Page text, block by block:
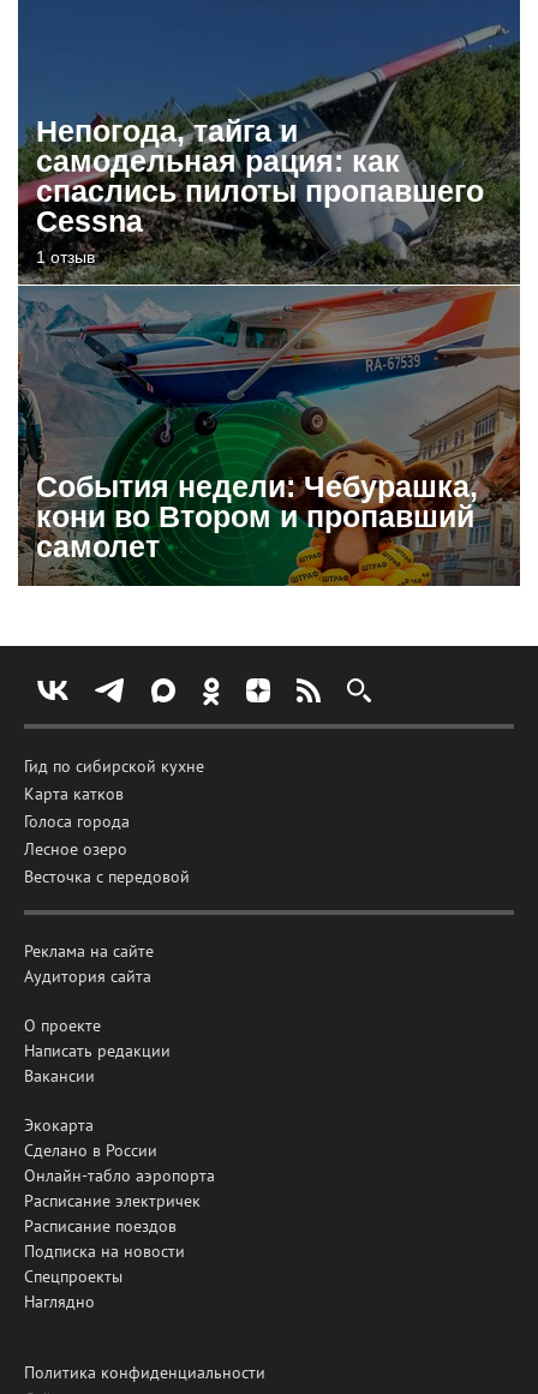
Непогода, тайга и
самодельная рация: как
спаслись пилоты пропавшего
Cessna
1 отзыв
События недели: Чебурашка,
кони во Втором и пропавший
самолет
Гид по сибирской кухне
Карта катков
Голоса города
Лесное озеро
Весточка с передовой
Реклама на сайте
Аудитория сайта
О проекте
Написать редакции
Вакансии
Экокарта
Сделано в России
Онлайн-табло аэропорта
Расписание электричек
Расписание поездов
Подписка на новости
Спецпроекты
Наглядно
Политика конфиденциальности